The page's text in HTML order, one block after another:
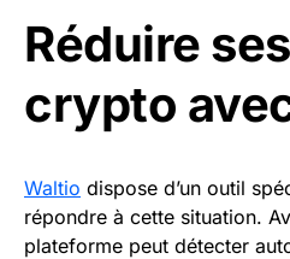
Réduire
crypto
Waltio dispose d’un outil
répondre à cette situation.
plateforme peut détecter